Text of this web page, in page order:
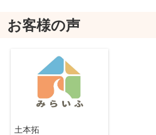
お客様の声
土本拓